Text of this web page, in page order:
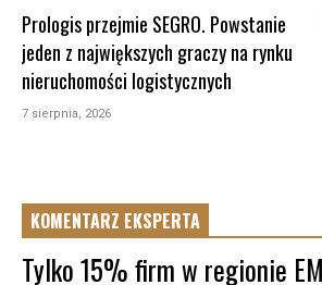
Prologis przejmie SEGRO. Powstanie
jeden z największych graczy na rynku
nieruchomości logistycznych
7 sierpnia, 2026
KOMENTARZ EKSPERTA
Tylko 15% firm w regionie